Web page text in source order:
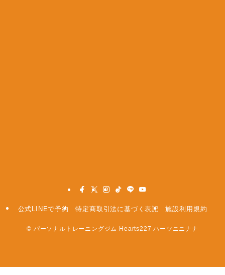
公式LINEで予約 特定商取引法に基づく表記 施設利用規約
© パーソナルトレーニングジム Hearts227 ハーツニニナナ